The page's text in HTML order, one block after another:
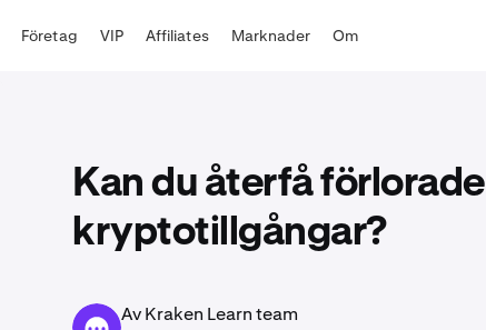
Företag VIP Affiliates Marknader Om
Kan du återfå förlorade
kryptotillgångar?
Av Kraken Learn team